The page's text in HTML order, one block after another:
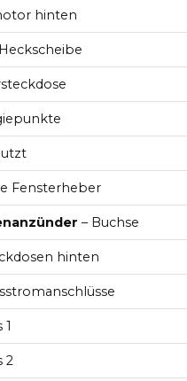
hinten
Fensterheber
– Buchse
hinten
2